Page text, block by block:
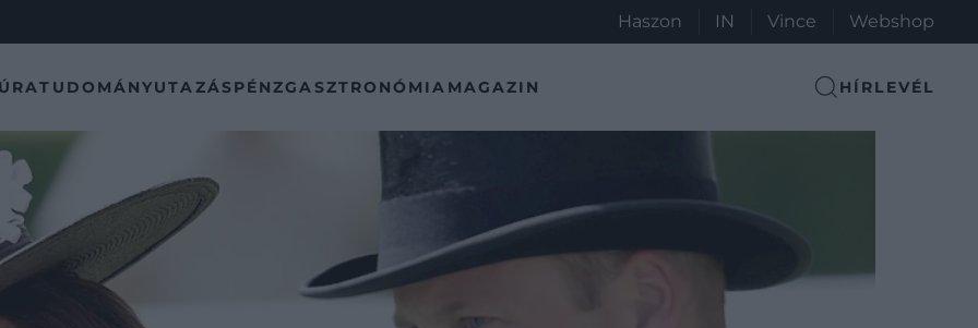
Haszon IN Vince Webshop
TUDOMÁNYUTAZÁSPÉNZGASZTRONÓMIA MAGAZIN HÍRLEVÉL